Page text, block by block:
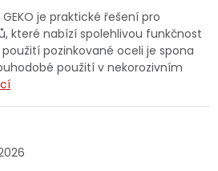
je praktické řešení pro
které nabízí spolehlivou funkčnost
pozinkované oceli je spona
použití v nekorozivním